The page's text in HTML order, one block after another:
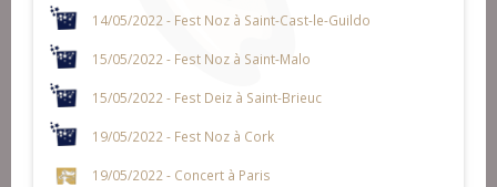
14/05/2022 - Fest Noz à Saint-Cast-le-Guildo
15/05/2022 - Fest Noz à Saint-Malo
15/05/2022 - Fest Deiz à Saint-Brieuc
19/05/2022 - Fest Noz à Cork
19/05/2022 - Concert à Paris